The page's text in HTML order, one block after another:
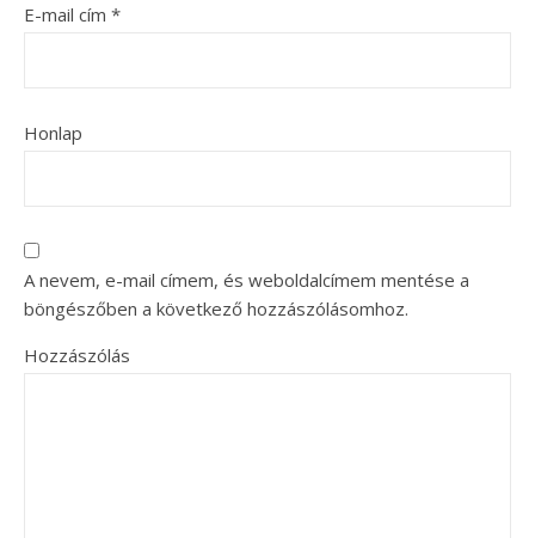
E-mail cím *
Honlap
A nevem, e-mail címem, és weboldalcímem mentése a
böngészőben a következő hozzászólásomhoz.
Hozzászólás